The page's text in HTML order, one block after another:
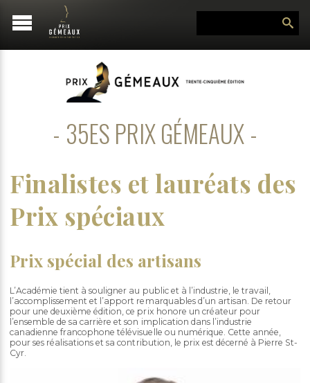
35ES PRIX GÉMEAUX
Finalistes et lauréats des
Prix spéciaux
Prix spécial des artisans
L’Académie tient à souligner au public et à l’industrie, le travail,
l’accomplissement et l’apport remarquables d’un artisan. De retour
pour une deuxième édition, ce prix honore un créateur pour
l’ensemble de sa carrière et son implication dans l’industrie
canadienne francophone télévisuelle ou numérique. Cette année,
pour ses réalisations et sa contribution, le prix est décerné à Pierre St-
Cyr.